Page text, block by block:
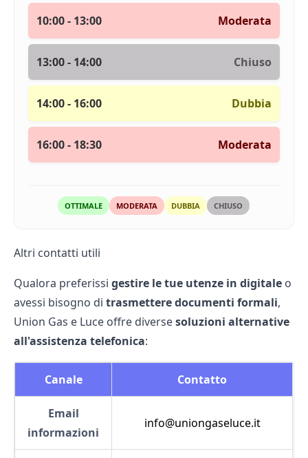
10:00 - 13:00 Moderata
13:00 - 14:00 Chiuso
14:00 - 16:00 Dubbia
16:00 - 18:30 Moderata
OTTIMALE MODERATA DUBBIA CHIUSO
Altri contatti utili
Qualora preferissi gestire le tue utenze in digitale o
avessi bisogno di trasmettere documenti formali,
Union Gas e Luce offre diversesoluzioni alternative
all'assistenza telefonica:
Canale Contatto
Email
informazioni
info@uniongaseluce.it